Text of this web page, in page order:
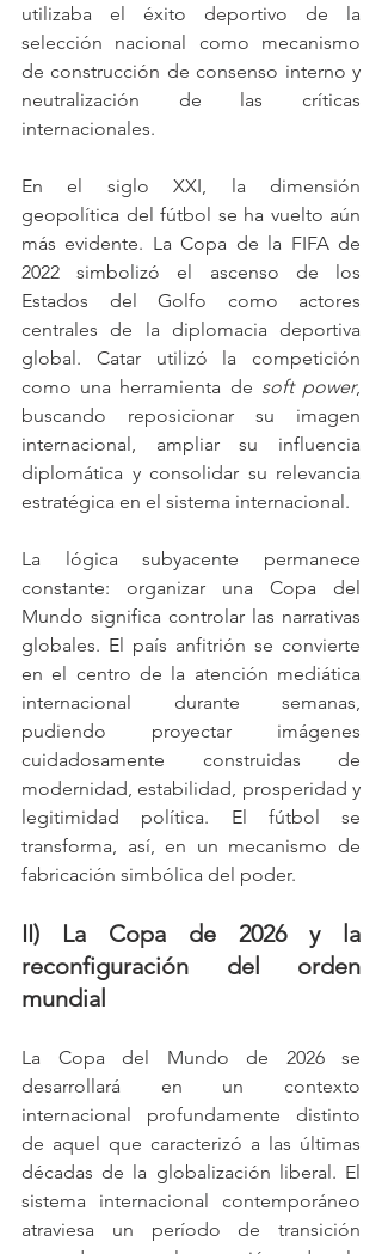
utilizaba el éxito deportivo de la
selección nacional como mecanismo
de construcción de consenso interno y
neutralización de las críticas
internacionales.
En el siglo XXI, la dimensión
geopolítica del fútbol se ha vuelto aún
más evidente. La Copa de la FIFA de
2022 simbolizó el ascenso de los
Estados del Golfo como actores
centrales de la diplomacia deportiva
global. Catar utilizó la competición
como una herramienta de soft power,
buscando reposicionar su imagen
internacional, ampliar su influencia
diplomática y consolidar su relevancia
estratégica en el sistema internacional.
La lógica subyacente permanece
constante: organizar una Copa del
Mundo significa controlar las narrativas
globales. El país anfitrión se convierte
en el centro de la atención mediática
internacional durante semanas,
pudiendo proyectar imágenes
cuidadosamente construidas de
modernidad, estabilidad, prosperidad y
legitimidad política. El fútbol se
transforma, así, en un mecanismo de
fabricación simbólica del poder.
II) La Copa de 2026 y la
reconfiguración del orden
mundial
La Copa del Mundo de 2026 se
desarrollará en un contexto
internacional profundamente distinto
de aquel que caracterizó a las últimas
décadas de la globalización liberal. El
sistema internacional contemporáneo
atraviesa un período de transición